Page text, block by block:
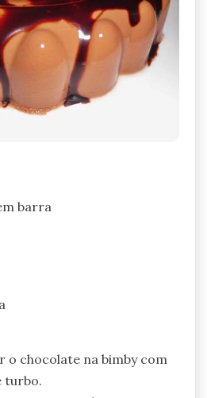
barra
chocolate na bimby com
turbo.